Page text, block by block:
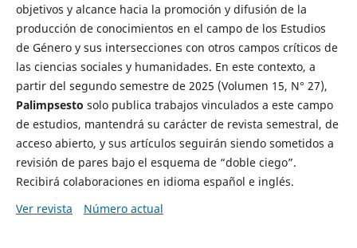
objetivos y alcance hacia la promoción y difusión de la
producción de conocimientos en el campo de los Estudios
de Género y sus intersecciones con otros campos críticos de
las ciencias sociales y humanidades. En este contexto, a
partir del segundo semestre de 2025 (Volumen 15, N° 27),
Palimpsesto solo publica trabajos vinculados a este campo
de estudios, mantendrá su carácter de revista semestral, de
acceso abierto, y sus artículos seguirán siendo sometidos a
revisión de pares bajo el esquema de “doble ciego”.
Recibirá colaboraciones en idioma español e inglés.
Ver revista
Número actual